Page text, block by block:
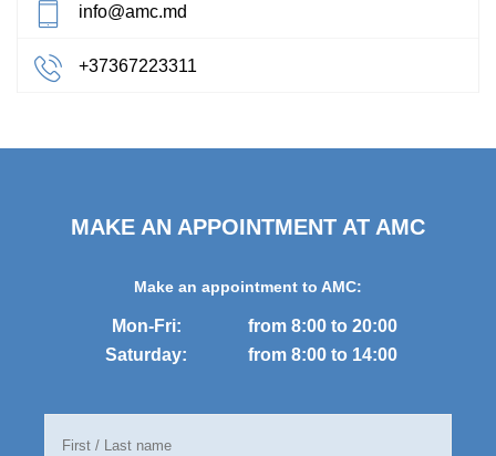
info@amc.md
+37367223311
MAKE AN APPOINTMENT AT AMC
Make an appointment to AMC:
Mon-Fri:
from 8:00 to 20:00
Saturday:
from 8:00 to 14:00